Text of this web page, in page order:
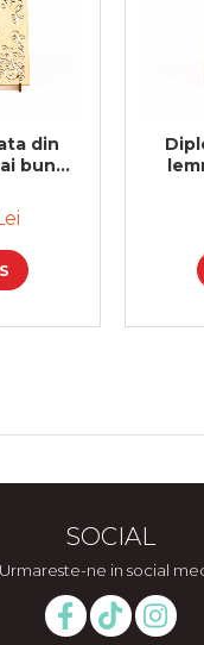
din
bun
SOCIAL
Urmareste-ne in social